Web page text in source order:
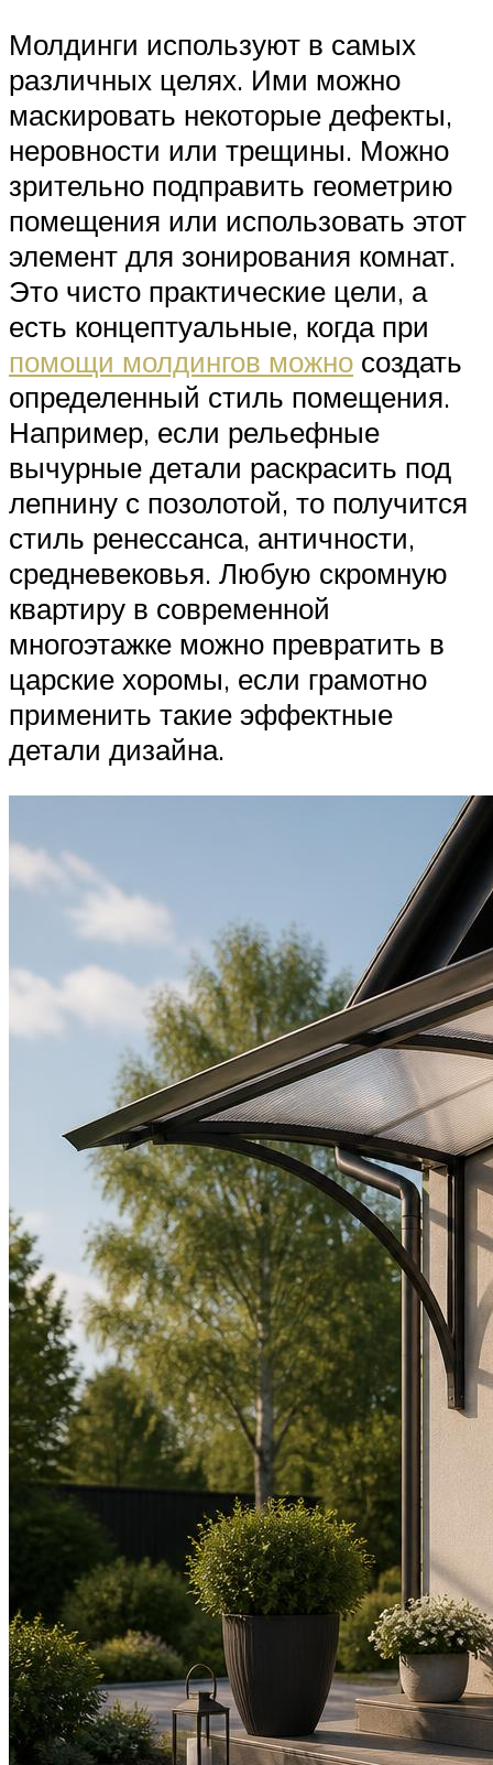
Молдинги используют в самых
различных целях. Ими можно
маскировать некоторые дефекты,
неровности или трещины. Можно
зрительно подправить геометрию
помещения или использовать этот
элемент для зонирования комнат.
Это чисто практические цели, а
есть концептуальные, когда при
помощи молдингов можно создать
определенный стиль помещения.
Например, если рельефные
вычурные детали раскрасить под
лепнину с позолотой, то получится
стиль ренессанса, античности,
средневековья. Любую скромную
квартиру в современной
многоэтажке можно превратить в
царские хоромы, если грамотно
применить такие эффектные
детали дизайна.